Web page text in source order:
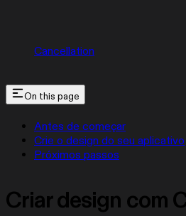
Cancellation
On this page
Antes de começar
Crie o design do seu aplicativo
Próximos passos
Criar design com